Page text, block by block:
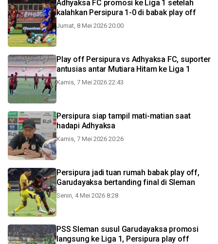
Adhyaksa FC promosi ke Liga 1 setelah
kalahkan Persipura 1-0 di babak play off
Jumat, 8 Mei 2026 20:00
Play off Persipura vs Adhyaksa FC, suporter
antusias antar Mutiara Hitam ke Liga 1
Kamis, 7 Mei 2026 22:43
Persipura siap tampil mati-matian saat
hadapi Adhyaksa
Kamis, 7 Mei 2026 20:26
Persipura jadi tuan rumah babak play off,
Garudayaksa bertanding final di Sleman
Senin, 4 Mei 2026 8:28
PSS Sleman susul Garudayaksa promosi
langsung ke Liga 1, Persipura play off